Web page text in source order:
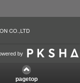
CO.,LTD
by
pagetop